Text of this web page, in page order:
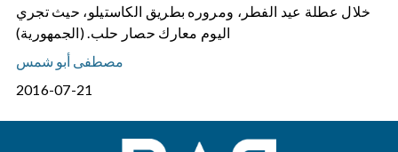
خلال عطلة عيد الفطر، ومروره بطريق الكاستيلو، حيث تجري
اليوم معارك حصار حلب. (الجمهورية)
مصطفى أبو شمس
2016-07-21